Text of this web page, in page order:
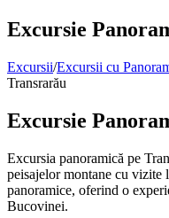
Excursie
Excursii/Excursii cu
Transrarău
Excursie
Excursia panoramică pe
peisajelor montane cu vizite
panoramice, oferind o
Bucovinei.